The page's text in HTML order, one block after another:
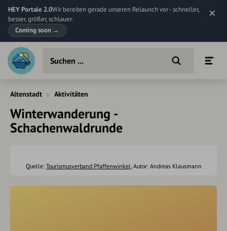
HEY Portale 2.0Wir bereiten gerade unseren Relaunch vor - schneller,
besser, größer, schlauer.
Coming soon →
Altenstadt Aktivitäten
Winterwanderung -
Schachenwaldrunde
Quelle: Tourismusverband Pfaffenwinkel, Autor: Andreas Klausmann